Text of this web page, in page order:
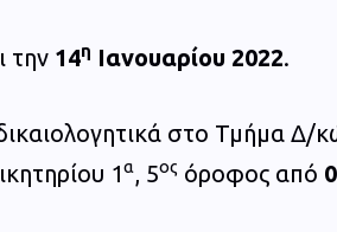
την 14η Ιανουαρίου 2022.
στο Τμήμα Δ/
1α, 5ος όροφος από